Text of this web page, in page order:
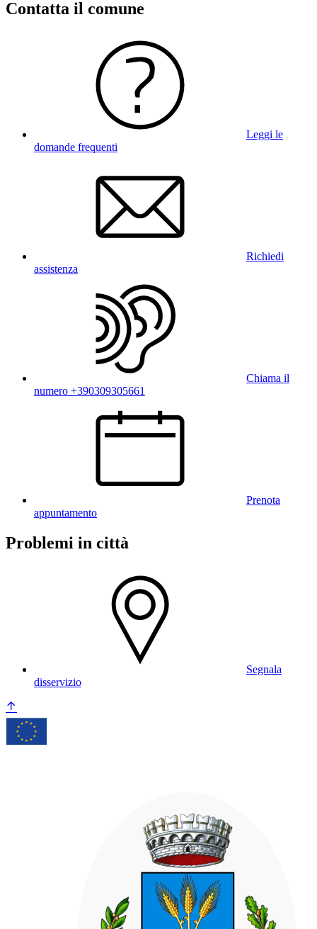
Contatta il comune
Leggi le
domande frequenti
Richiedi
assistenza
Chiama il
numero +390309305661
Prenota
appuntamento
Problemi in città
Segnala
disservizio